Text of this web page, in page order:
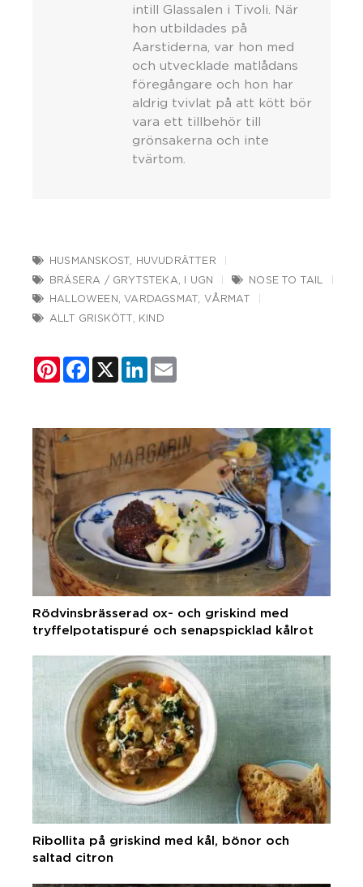
intill Glassalen i Tivoli. När
hon utbildades på
Aarstiderna, var hon med
och utvecklade matlådans
föregångare och hon har
aldrig tvivlat på att kött bör
vara ett tillbehör till
grönsakerna och inte
tvärtom.
HUSMANSKOST
HUVUDRÄTTER
BRÄSERA / GRYTSTEKA
I UGN
NOSE TO TAIL
HALLOWEEN
,VARDAGSMAT
VÅRMAT
ALLT GRISKÖTT
KIND
PinterestFacebook
X LinkedIn
Rödvinsbrässerad ox- och griskind med
tryffelpotatispuré och senapspicklad kålrot
Ribollita på griskind med kål, bönor och
saltad citron